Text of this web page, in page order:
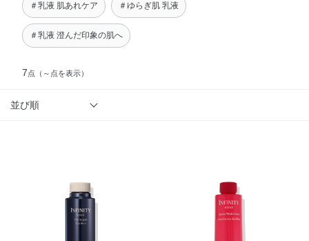
＃乳液 肌あれケア ＃ゆらぎ肌 乳液
＃乳液 澄んだ印象の肌へ
7点 （～点を表示）
並び順